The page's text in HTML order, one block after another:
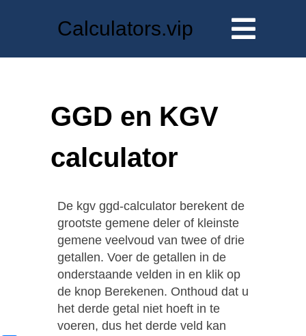
Calculators.vip
GGD en KGV
calculator
De kgv ggd-calculator berekent de
grootste gemene deler of kleinste
gemene veelvoud van twee of drie
getallen. Voer de getallen in de
onderstaande velden in en klik op
de knop Berekenen. Onthoud dat u
het derde getal niet hoeft in te
voeren, dus het derde veld kan